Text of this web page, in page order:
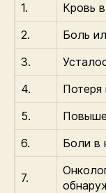
1.
Кровь
2.
Боль
3.
4.
Потеря
5.
6.
Боли в
7.